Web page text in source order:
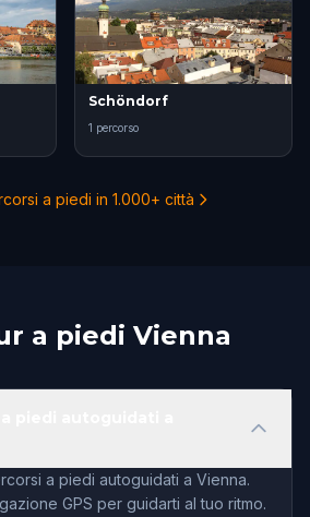
Schöndorf
1 percorso
a piedi in 1.000+ città
a piedi Vienna
a piedi autoguidati a Vienna.
GPS per guidarti al tuo ritmo.